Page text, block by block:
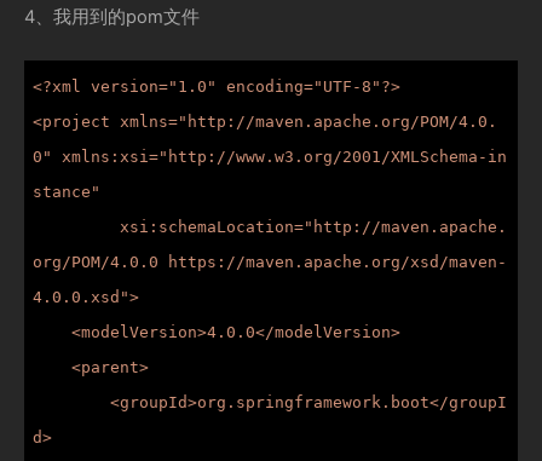
4、我用到的pom文件
<?xml version="1.0" encoding="UTF-8"?>
<project xmlns="http://maven.apache.org/POM/4.0.
0" xmlns:xsi="http://www.w3.org/2001/XMLSchema-in
stance"
xsi:schemaLocation="http://maven.apache.
org/POM/4.0.0 https://maven.apache.org/xsd/maven-
4.0.0.xsd">
<modelVersion>4.0.0</modelVersion>
<parent>
<groupId>org.springframework.boot</groupI
d>